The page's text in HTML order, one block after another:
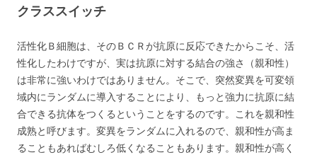
クラススイッチ
活性化Ｂ細胞は、そのＢＣＲが抗原に反応できたからこそ、活
性化したわけですが、実は抗原に対する結合の強さ（親和性）
は非常に強いわけではありません。そこで、突然変異を可変領
域内にランダムに導入することにより、もっと強力に抗原に結
合できる抗体をつくるということをするのです。これを親和性
成熟と呼びます。変異をランダムに入れるので、親和性が高ま
ることもあればむしろ低くなることもあります。親和性が高く